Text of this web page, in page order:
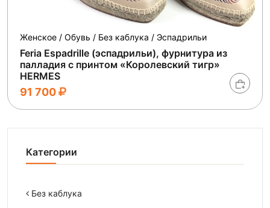
Женское / Обувь / Без каблука / Эспадрильи
Feria Espadrille (эспадрильи), фурнитура из
палладия с принтом «Королевский тигр»
HERMES
91 700
Категории
Без каблука